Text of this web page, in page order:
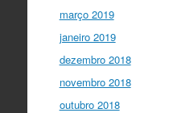
março 2019
janeiro 2019
dezembro 2018
novembro 2018
outubro 2018